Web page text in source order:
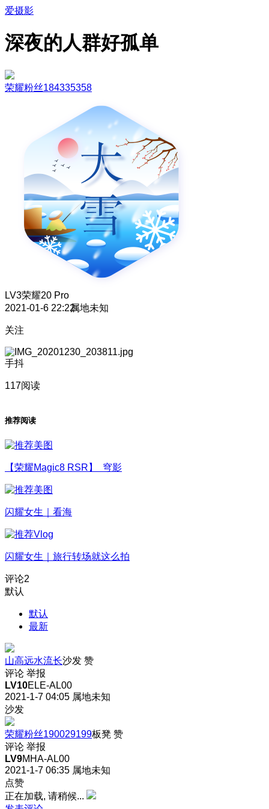
爱摄影
深夜的人群好孤单
荣耀粉丝184335358
LV3荣耀20 Pro
2021-01-6 22:22属地未知
关注
手抖
117阅读
推荐阅读
【荣耀Magic8 RSR】 穹影
闪耀女生｜看海
闪耀女生｜旅行转场就这么拍
评论2
默认
默认
最新
山高远水流长沙发 赞
评论 举报
LV10ELE-AL00
2021-1-7 04:05 属地未知
沙发
荣耀粉丝190029199板凳 赞
评论 举报
LV9MHA-AL00
2021-1-7 06:35 属地未知
点赞
正在加载, 请稍候...